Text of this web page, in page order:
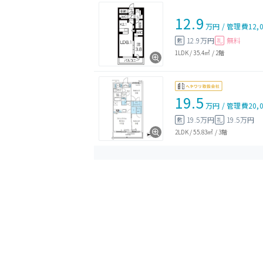
12.9 万円 /管理費
敷 12.9万円 礼 無料
1LDK/35.4㎡ / 2階
19.5 万円 /管理費
敷 19.5万円 礼 19.5万円
2LDK/55.83㎡ /3階